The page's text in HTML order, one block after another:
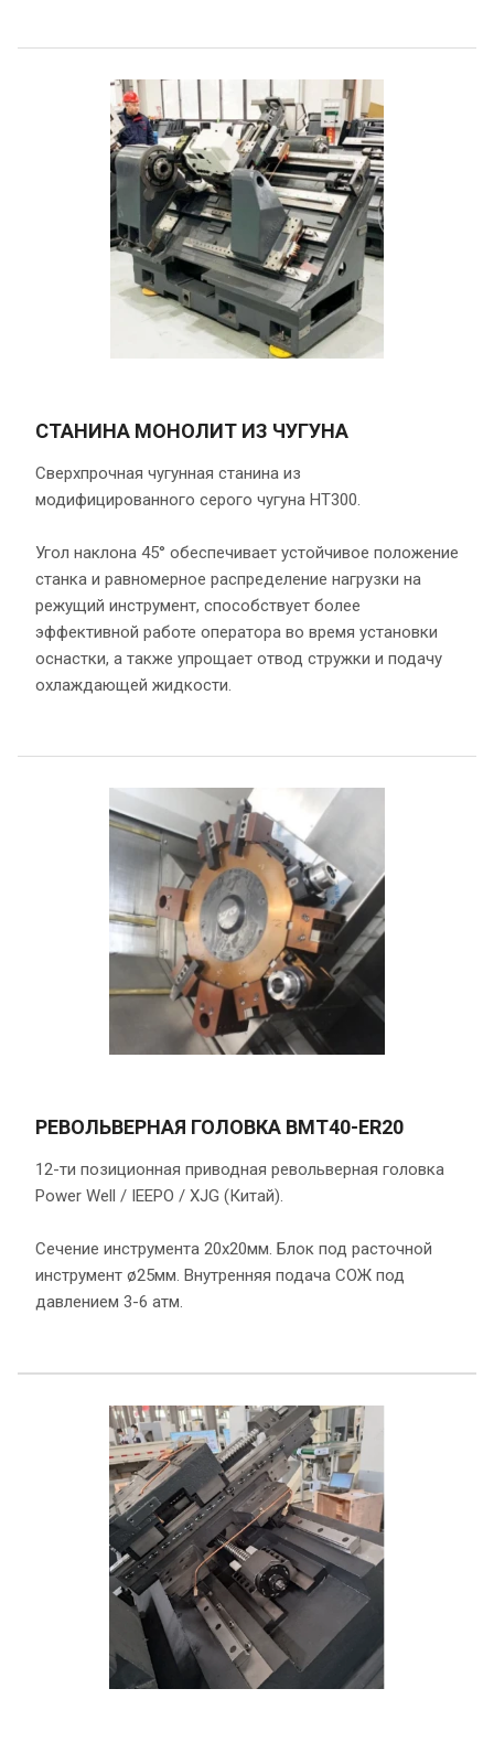
СТАНИНА МОНОЛИТ ИЗ ЧУГУНА
Сверхпрочная чугунная станина из
модифицированного серого чугуна HТ300.
Угол наклона 45° обеспечивает устойчивое положение
станка и равномерное распределение нагрузки на
режущий инструмент, способствует более
эффективной работе оператора во время установки
оснастки, а также упрощает отвод стружки и подачу
охлаждающей жидкости.
РЕВОЛЬВЕРНАЯ ГОЛОВКА BMT40-ER20
12-ти позиционная приводная револьверная головка
Power Well / IEEPO / XJG (Китай).
Сечение инструмента 20х20мм. Блок под расточной
инструмент ø25мм. Внутренняя подача СОЖ под
давлением 3-6 атм.